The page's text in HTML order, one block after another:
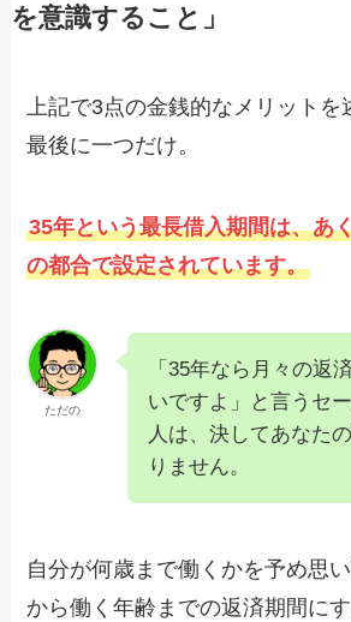
を意識すること」
上記で3点の金銭的なメリットを
最後に一つだけ。
35年という最長借入期間は、あ
の都合で設定されています。
ただの
「35年なら月々の返
いですよ」と言うセ
人は、決してあなた
りません。
自分が何歳まで働くかを予め思
から働く年齢までの返済期間に